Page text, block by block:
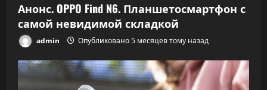
Анонс. OPPO Find N6. Планшетосмартфон с
самой невидимой складкой
admin Опубликовано 5 месяцев тому назад